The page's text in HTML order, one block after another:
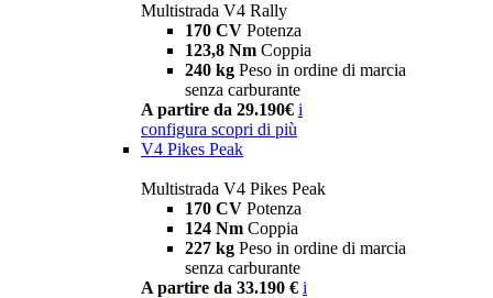
Multistrada V4 Rally
170 CV Potenza
123,8 Nm Coppia
240 kg Peso in ordine di marcia
senza carburante
A partire da 29.190€ i
configura scopri di più
V4 Pikes Peak
Multistrada V4 Pikes Peak
170 CV Potenza
124 Nm Coppia
227 kg Peso in ordine di marcia
senza carburante
A partire da 33.190 € i